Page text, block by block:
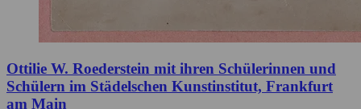
Ottilie W. Roederstein mit ihren Schülerinnen und
Schülern im Städelschen Kunstinstitut, Frankfurt
am Main